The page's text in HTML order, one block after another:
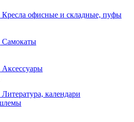
Кресла офисные и складные, пуфы
Самокаты
Аксессуары
Литература, календари